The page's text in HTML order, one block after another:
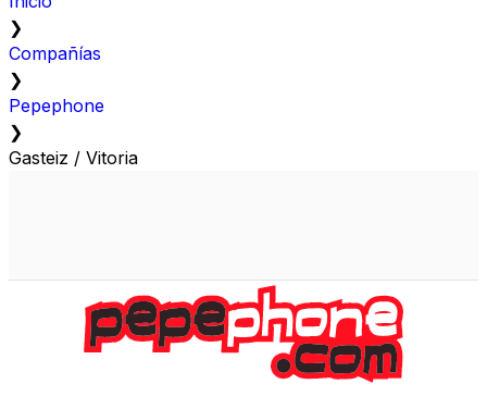
❯
Compañías
❯
Pepephone
❯
Gasteiz / Vitoria